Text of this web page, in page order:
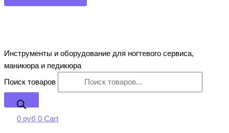
Инструменты и оборудование для ногтевого сервиса,
маникюра и педикюра
Поиск товаров
0 руб 0 Cart